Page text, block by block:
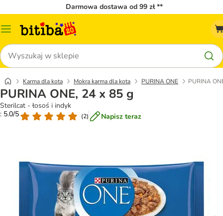
Darmowa dostawa od 99 zł **
Menu
Szukaj
Karma dla kota Mokra karma dla kota PURINA ONE PURINA
PURINA ONE, 24 x 85 g
Sterilcat - łosoś i indyk
: 5.0/5
(2) Napisz teraz